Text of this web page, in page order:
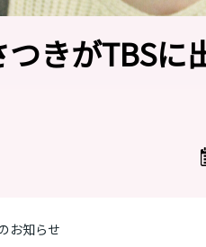
きがTBSに
お知らせ